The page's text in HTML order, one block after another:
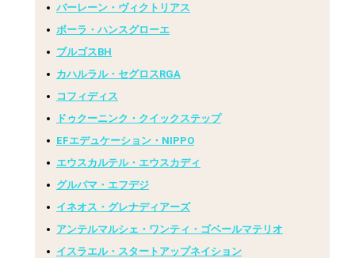
バーレーン・ヴィクトリアス
ボーラ・ハンスグローエ
ブルゴスBH
カハルラル・セグロスRGA
コフィディス
ドゥクーニンク・クイックステップ
EFエデュケーション・NIPPO
エウスカルテル・エウスカディ
グルパマ・エフデジ
イネオス・グレナディアーズ
アンテルマルシェ・ワンティ・ゴベールマテリオ
イスラエル・スタートアップネイション